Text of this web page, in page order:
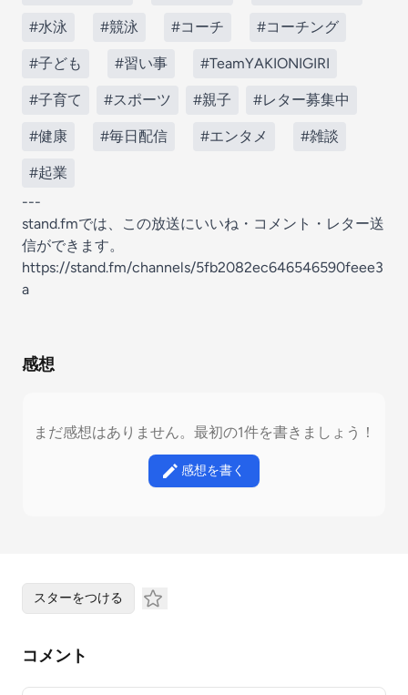
#水泳 #競泳 #コーチ #コーチング
#子ども #習い事 #TeamYAKIONIGIRI
#子育て #スポーツ #親子 #レター募集中
#健康 #毎日配信 #エンタメ #雑談
#起業
---
stand.fmでは、この放送にいいね・コメント・レター送
信ができます。
https://stand.fm/channels/5fb2082ec646546590feee3
a
感想
まだ感想はありません。最初の1件を書きましょう！
感想を書く
スターをつける
コメント